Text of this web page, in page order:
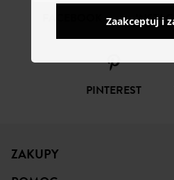
PINTEREST
ZAKUPY
Zaakceptuj i